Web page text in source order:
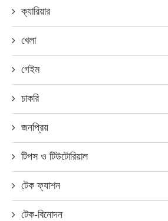
ক্যারিয়ার
খেলা
গেইম
চাকরি
জনপ্রিয়
টিপস ও টিউটোরিয়াল
টেক ফ্যাশন
টেক-বিনোদন